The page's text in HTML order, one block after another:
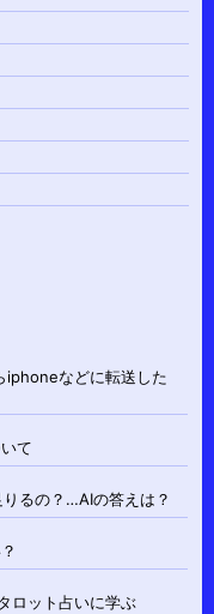
iphoneなどに転送した
て
るの？…AIの答えは？
ロット占いに学ぶ